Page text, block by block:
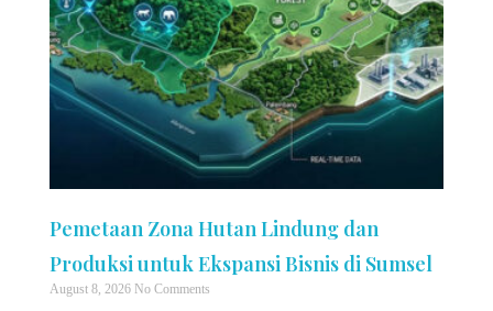
Pemetaan Zona Hutan Lindung dan
Produksi untuk Ekspansi Bisnis di Sumsel
August 8, 2026 No Comments